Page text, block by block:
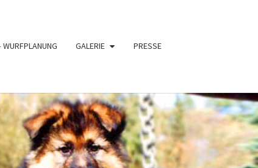
WURFPLANUNG GALERIE PRESSE